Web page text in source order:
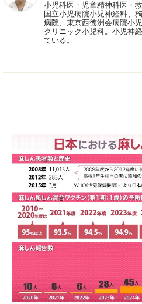
小児科医・児童精神科医・
国立小児病院小児神経科、
病院、東京西徳洲会病院小
クリニック小児科。小児神
ている。